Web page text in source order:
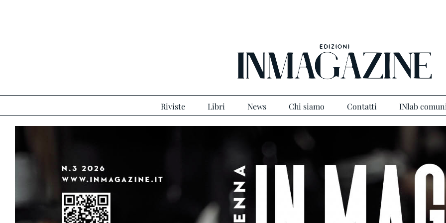
Riviste Libri News Chi siamo Contatti INlab